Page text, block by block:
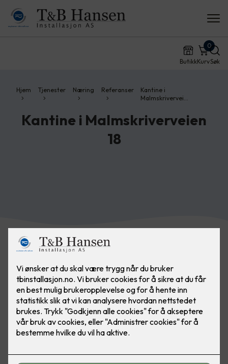
ButikkKurv
0
Søk
Hjem Tjenester Næring Referanser
Kantine i
Malmskrivervei…
Kantine i Malmskriverveien
18